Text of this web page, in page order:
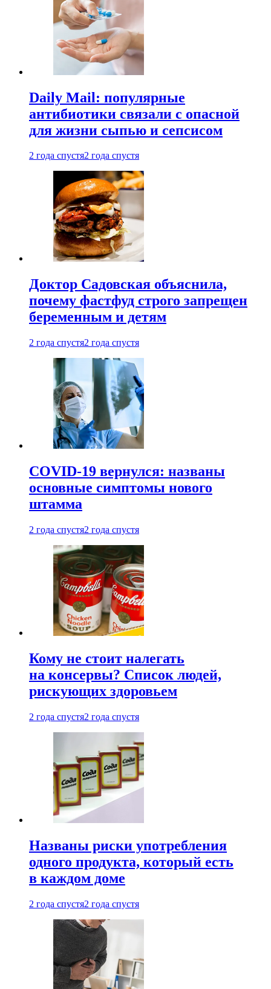
Daily Mail: популярные
антибиотики связали с опасной
для жизни сыпью и сепсисом
2 года спустя2 года спустя
Доктор Садовская объяснила,
почему фастфуд строго запрещен
беременным и детям
2 года спустя2 года спустя
COVID-19 вернулся: названы
основные симптомы нового
штамма
2 года спустя2 года спустя
Кому не стоит налегать
на консервы? Список людей,
рискующих здоровьем
2 года спустя2 года спустя
Названы риски употребления
одного продукта, который есть
в каждом доме
2 года спустя2 года спустя